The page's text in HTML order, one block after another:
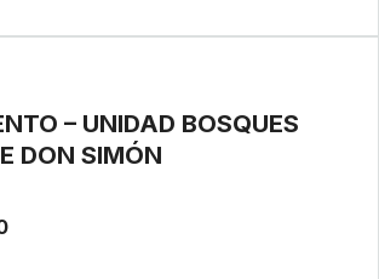
– UNIDAD BOSQUES
DON SIMÓN